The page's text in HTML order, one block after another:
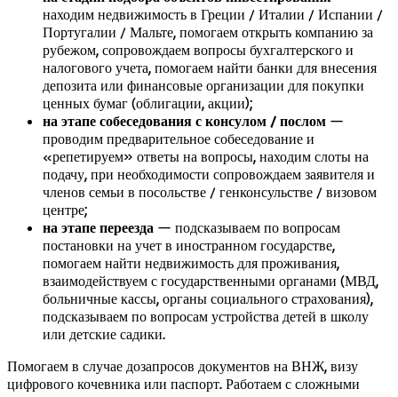
находим недвижимость в Греции / Италии / Испании /
Португалии / Мальте, помогаем открыть компанию за
рубежом, сопровождаем вопросы бухгалтерского и
налогового учета, помогаем найти банки для внесения
депозита или финансовые организации для покупки
ценных бумаг (облигации, акции);
на этапе собеседования с консулом / послом —
проводим предварительное собеседование и
«репетируем» ответы на вопросы, находим слоты на
подачу, при необходимости сопровождаем заявителя и
членов семьи в посольстве / генконсульстве / визовом
центре;
на этапе переезда — подсказываем по вопросам
постановки на учет в иностранном государстве,
помогаем найти недвижимость для проживания,
взаимодействуем с государственными органами (МВД,
больничные кассы, органы социального страхования),
подсказываем по вопросам устройства детей в школу
или детские садики.
Помогаем в случае дозапросов документов на ВНЖ, визу
цифрового кочевника или паспорт. Работаем с сложными